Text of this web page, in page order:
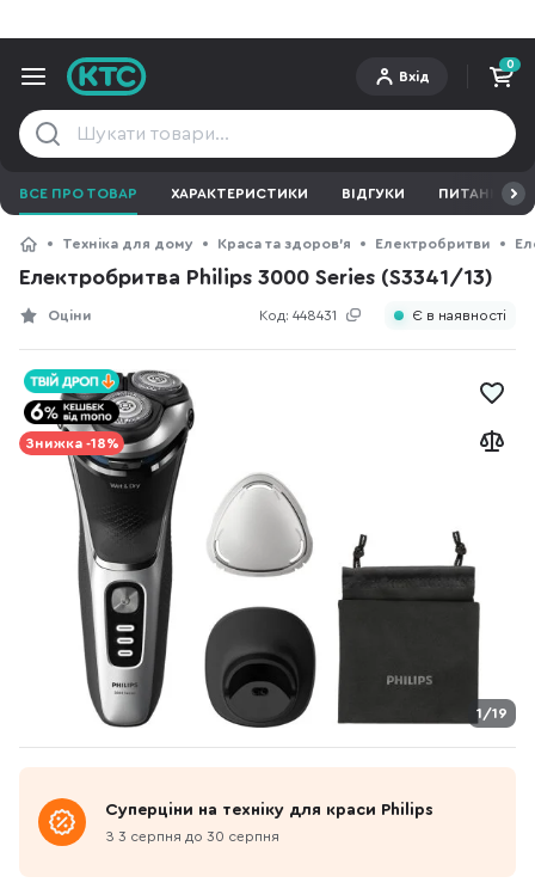
Вхід
0
ВСЕ ПРО ТОВАР ХАРАКТЕРИСТИКИ ВІДГУКИ ПИТАННЯ ТА
Техніка для дому Краса та здоров'я Електробритви
Електробритва Philips 3000 Series (S3341/13)
Код: 448431
Оціни Є в наявності
1/19
Знижка -18%
Суперціни на техніку для краси Philips
З 3 серпня до 30 серпня